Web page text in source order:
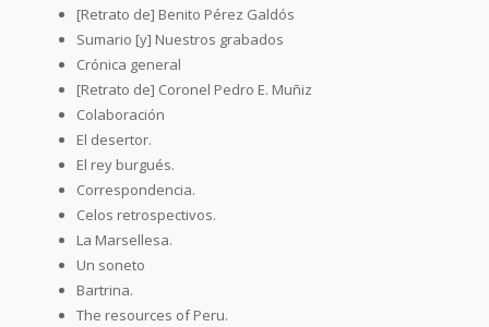
[Retrato de] Benito Pérez Galdós
Sumario [y] Nuestros grabados
Crónica general
[Retrato de] Coronel Pedro E. Muñiz
Colaboración
El desertor.
El rey burgués.
Correspondencia.
Celos retrospectivos.
La Marsellesa.
Un soneto
Bartrina.
The resources of Peru.